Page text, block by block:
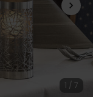
1 / 7